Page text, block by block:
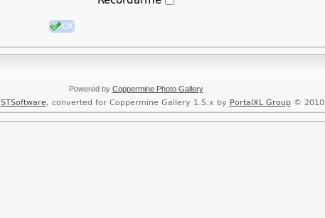
OK
Powered by Coppermine Photo Gallery
STSoftware, converted for Coppermine Gallery 1.5.x by PortalXL Group© 2010